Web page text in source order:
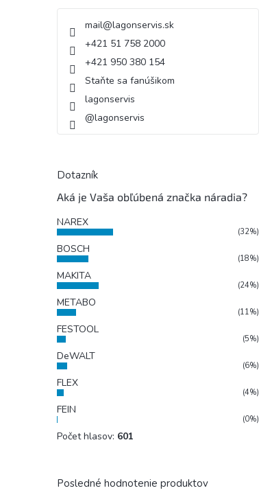
mail@lagonservis.sk
+421 51 758 2000
+421 950 380 154
Staňte sa fanúšikom
lagonservis
@lagonservis
Dotazník
Aká je Vaša obľúbená značka náradia?
NAREX
(32%)
BOSCH
(18%)
MAKITA
(24%)
METABO
(11%)
FESTOOL
(5%)
DeWALT
(6%)
FLEX
(4%)
FEIN
(0%)
Počet hlasov: 601
Posledné hodnotenie produktov